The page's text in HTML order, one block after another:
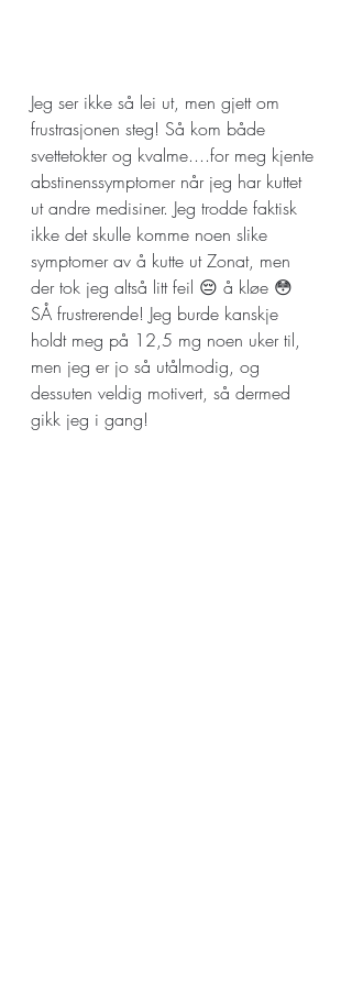
Jeg ser ikke så lei ut, men gjett om
frustrasjonen steg! Så kom både
svettetokter og kvalme....for meg kjente
abstinenssymptomer når jeg har kuttet
ut andre medisiner. Jeg trodde faktisk
ikke det skulle komme noen slike
symptomer av å kutte ut Zonat, men
der tok jeg altså litt feil 😔 å kløe 😳
SÅ frustrerende! Jeg burde kanskje
holdt meg på 12,5 mg noen uker til,
men jeg er jo så utålmodig, og
dessuten veldig motivert, så dermed
gikk jeg i gang!